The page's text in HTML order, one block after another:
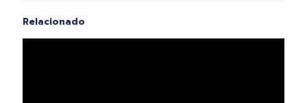
Relacionado